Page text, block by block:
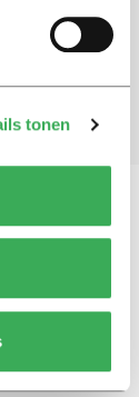
tonen